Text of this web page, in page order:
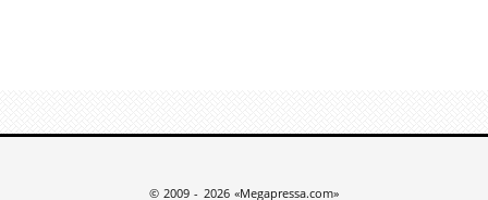
© 2009 - 2026 «Megapressa.com»